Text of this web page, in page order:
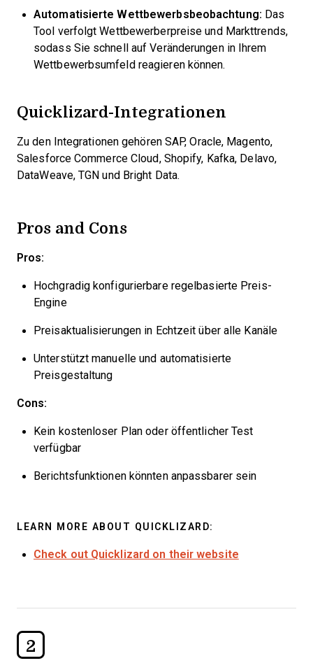
Automatisierte Wettbewerbsbeobachtung: Das
Tool verfolgt Wettbewerberpreise und Markttrends,
sodass Sie schnell auf Veränderungen in Ihrem
Wettbewerbsumfeld reagieren können.
Quicklizard-Integrationen
Zu den Integrationen gehören SAP, Oracle, Magento,
Salesforce Commerce Cloud, Shopify, Kafka, Delavo,
DataWeave, TGN und Bright Data.
Pros and Cons
Pros:
Hochgradig konfigurierbare regelbasierte Preis-
Engine
Preisaktualisierungen in Echtzeit über alle Kanäle
Unterstützt manuelle und automatisierte
Preisgestaltung
Cons:
Kein kostenloser Plan oder öffentlicher Test
verfügbar
Berichtsfunktionen könnten anpassbarer sein
LEARN MORE ABOUT QUICKLIZARD:
Check out Quicklizard on their website
2